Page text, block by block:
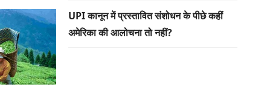
UPI कानून में प्रस्तावित संशोधन के पीछे कहीं
अमेरिका की आलोचना तो नहीं?